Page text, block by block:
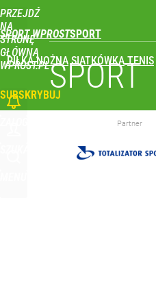
PRZEJDŹ
NA
STRONĘ
GŁÓWNĄ
WPROST.PL
SPORT WPROST
PIŁKA NOŻNA SIATKÓWKA TENIS
SUBSKRYBUJ
Farmacja: wzrost
Vistula x LOT:
SPORT
Partner